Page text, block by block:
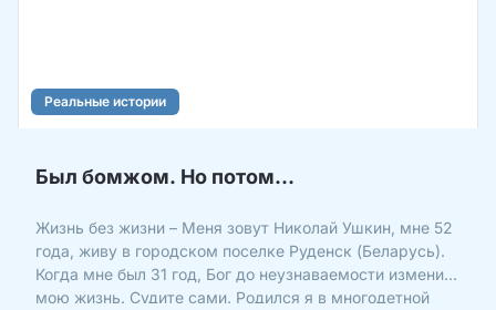
Реальные истории
Был бомжом. Но потом…
Жизнь без жизни – Меня зовут Николай Ушкин, мне 52
года, живу в городском поселке Руденск (Беларусь).
Когда мне был 31 год, Бог до неузнаваемости изменил
мою жизнь. Судите сами. Родился я в многодетной